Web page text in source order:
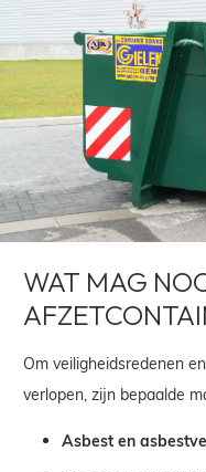
WAT MAG
Om veiligheidsredenen
verlopen, zijn bepaalde
Asbest en